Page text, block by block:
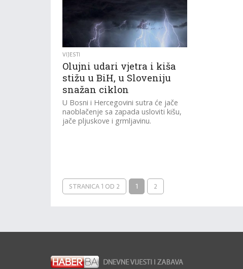
VIJESTI
Olujni udari vjetra i kiša
stižu u BiH, u Sloveniju
snažan ciklon
U Bosni i Hercegovini sutra će jače
naoblačenje sa zapada usloviti kišu,
jače pljuskove i grmljavinu.
STRANICA 1 OD 2 1 2